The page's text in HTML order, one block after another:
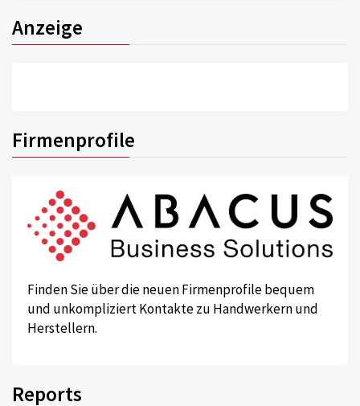
Anzeige
Firmenprofile
Finden Sie über die neuen Firmenprofile bequem
und unkompliziert Kontakte zu Handwerkern und
Herstellern.
Reports